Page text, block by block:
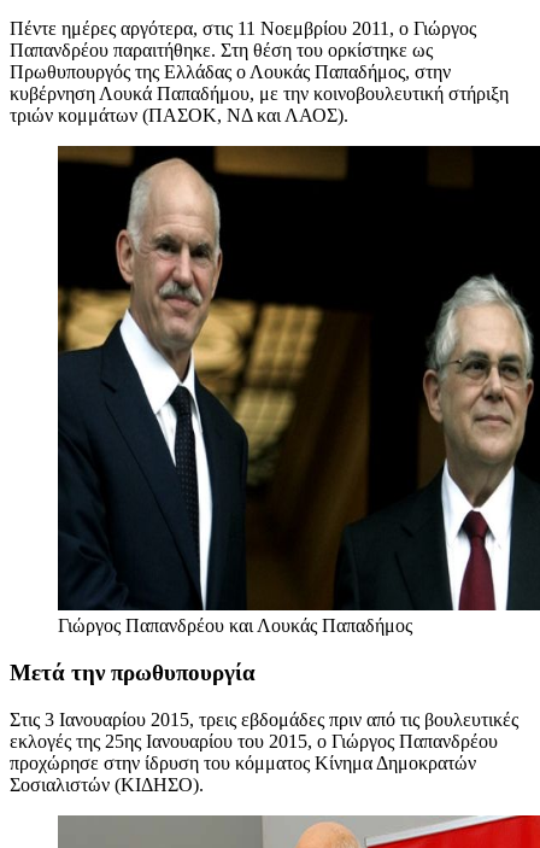
Πέντε ημέρες αργότερα, στις 11 Νοεμβρίου 2011, ο Γιώργος
Παπανδρέου παραιτήθηκε. Στη θέση του ορκίστηκε ως
Πρωθυπουργός της Ελλάδας ο Λουκάς Παπαδήμος, στην
κυβέρνηση Λουκά Παπαδήμου, με την κοινοβουλευτική στήριξη
τριών κομμάτων (ΠΑΣΟΚ, ΝΔ και ΛΑΟΣ).
Γιώργος Παπανδρέου και Λουκάς Παπαδήμος
Μετά την πρωθυπουργία
Στις 3 Ιανουαρίου 2015, τρεις εβδομάδες πριν από τις βουλευτικές
εκλογές της 25ης Ιανουαρίου του 2015, ο Γιώργος Παπανδρέου
προχώρησε στην ίδρυση του κόμματος Κίνημα Δημοκρατών
Σοσιαλιστών (ΚΙΔΗΣΟ).